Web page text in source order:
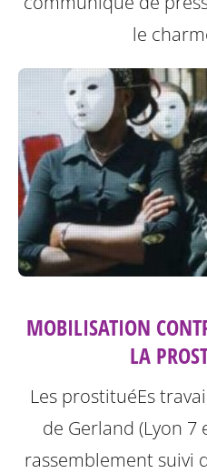
le
MOBILISATION
LA
Les prostituéEs
de Gerland (Lyon 7
rassemblement suivi